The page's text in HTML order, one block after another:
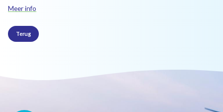
Meer info
Terug